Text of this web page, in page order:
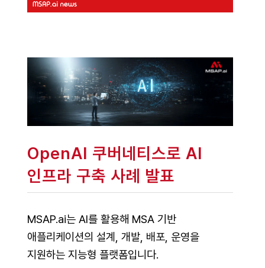
OpenAI 쿠버네티스로 AI
인프라 구축 사례 발표
MSAP.ai는 AI를 활용해 MSA 기반
애플리케이션의 설계, 개발, 배포, 운영을
지원하는 지능형 플랫폼입니다.